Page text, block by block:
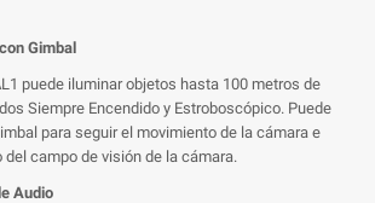
Gimbal
puede iluminar objetos hasta 100 metros de
Siempre Encendido y Estroboscópico. Puede
para seguir el movimiento de la cámara e
del campo de visión de la cámara.
Audio